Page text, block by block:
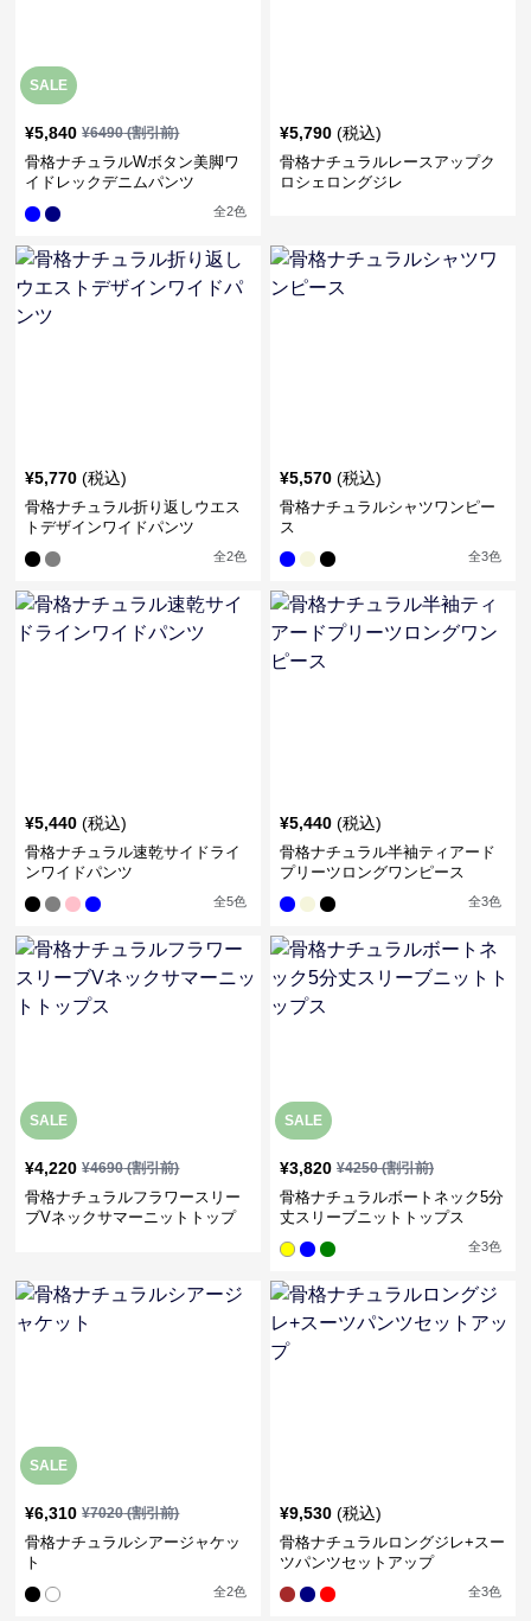
SALE
¥5,840 ¥6490(割引前)
骨格ナチュラルWボタン美脚ワ
イドレックデニムパンツ
全2色
¥5,790 (税込)
骨格ナチュラルレースアップク
ロシェロングジレ
¥5,770 (税込)
骨格ナチュラル折り返しウエス
トデザインワイドパンツ
全2色
¥5,570 (税込)
骨格ナチュラルシャツワンピー
ス
全3色
¥5,440 (税込)
骨格ナチュラル速乾サイドライ
ンワイドパンツ
全5色
¥5,440 (税込)
骨格ナチュラル半袖ティアード
プリーツロングワンピース
全3色
SALE
¥4,220 ¥4690(割引前)
骨格ナチュラルフラワースリー
ブVネックサマーニットトップ
SALE
¥3,820 ¥4250(割引前)
骨格ナチュラルボートネック5分
丈スリーブニットトップス
全3色
SALE
¥6,310 ¥7020(割引前)
骨格ナチュラルシアージャケッ
ト
全2色
¥9,530 (税込)
骨格ナチュラルロングジレ+スー
ツパンツセットアップ
全3色